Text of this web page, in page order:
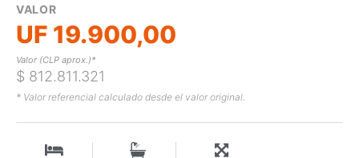
VALOR
UF 19.900,00
Valor (CLP aprox.)*
$ 812.811.321
* Valor referencial calculado desde el valor original.